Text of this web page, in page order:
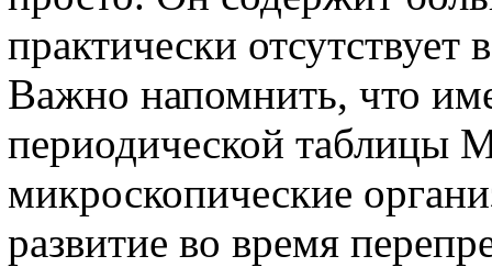
практически
Важно напомнить, что
периодической таблицы
микроскопические
развитие во время